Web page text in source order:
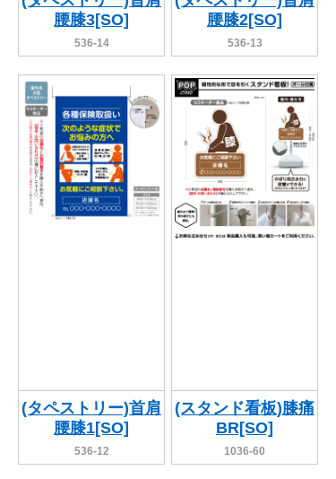
腰膝3[SO]
536-14
腰膝2[SO]
536-13
(タペストリー)首肩
腰膝1[SO]
536-12
(スタンド看板)膝痛
BR[SO]
1036-60